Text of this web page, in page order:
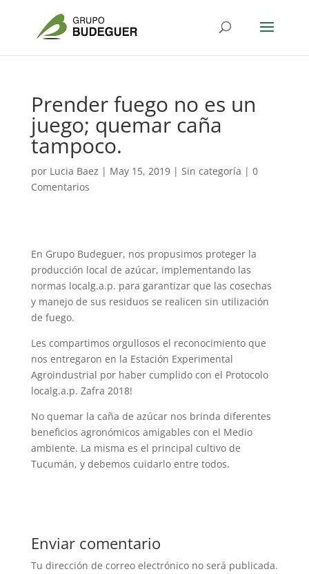
Prender fuego no es un
juego; quemar caña
tampoco.
por Lucia Baez | May 15, 2019| Sin categoría | 0
Comentarios
En Grupo Budeguer, nos propusimos proteger la
producción local de azúcar, implementando las
normas localg.a.p. para garantizar que las cosechas
y manejo de sus residuos se realicen sin utilización
de fuego.
Les compartimos orgullosos el reconocimiento que
nos entregaron en la Estación Experimental
Agroindustrial por haber cumplido con el Protocolo
localg.a.p. Zafra 2018!
No quemar la caña de azúcar nos brinda diferentes
beneficios agronómicos amigables con el Medio
ambiente. La misma es el principal cultivo de
Tucumán, y debemos cuidarlo entre todos.
Enviar comentario
Tu dirección de correo electrónico no será publicada.